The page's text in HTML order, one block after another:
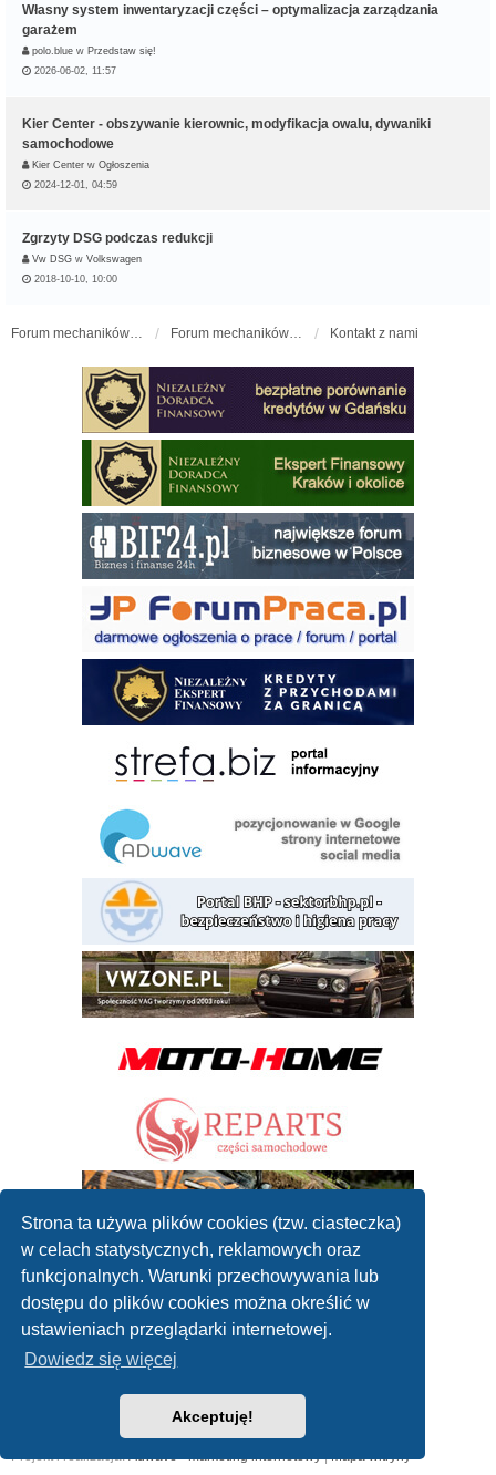
Strona ta używa plików cookies (tzw. ciasteczka)
w celach statystycznych, reklamowych oraz
funkcjonalnych. Warunki przechowywania lub
dostępu do plików cookies można określić w
ustawieniach przeglądarki internetowej.
Dowiedz się więcej
Akceptuję!
Własny system inwentaryzacji części – optymalizacja zarządzania
garażem
polo.blue w Przedstaw się!
2026-06-02, 11:57
Kier Center - obszywanie kierownic, modyfikacja owalu, dywaniki
samochodowe
Kier Center w Ogłoszenia
2024-12-01, 04:59
Zgrzyty DSG podczas redukcji
Vw DSG w Volkswagen
2018-10-10, 10:00
Kontakt z nami
Forum mechaników samochodowych
Współpraca: reklamanaportalu@gmail.com